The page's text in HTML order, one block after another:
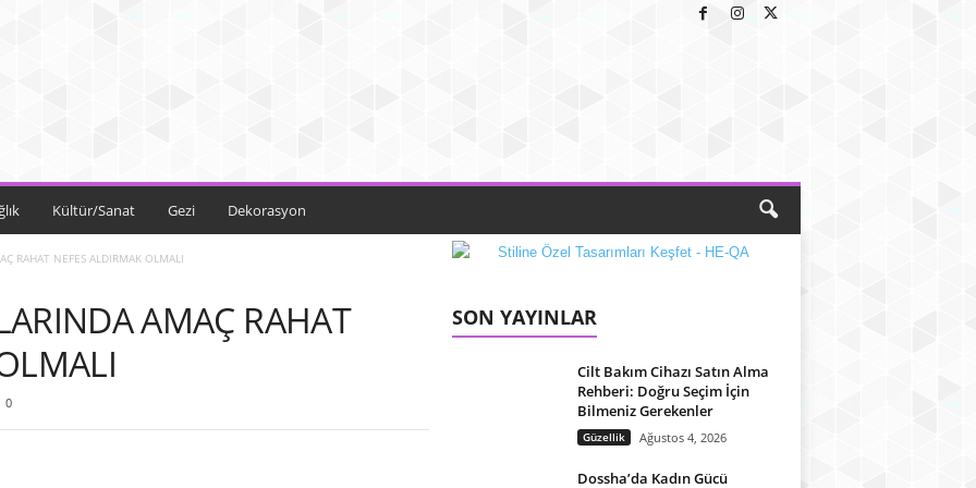
Kültür/Sanat Gezi Dekorasyon
RAHAT NEFES ALDIRMAK OLMALI
AMAÇ RAHAT
0
SON YAYINLAR
Cilt Bakım Cihazı Satın Alma
Rehberi: Doğru Seçim İçin
Bilmeniz Gerekenler
Güzellik Ağustos 4, 2026
Dossha’da Kadın Gücü